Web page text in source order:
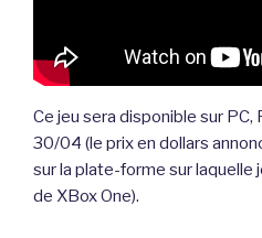
Ce jeu sera disponible sur PC,
30/04 (le prix en dollars
sur la plate-forme sur laquelle
de XBox One).